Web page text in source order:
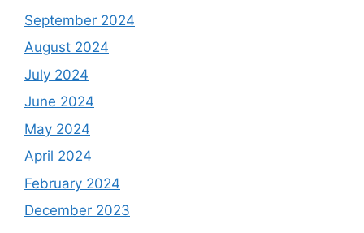
September 2024
August 2024
July 2024
June 2024
May 2024
April 2024
February 2024
December 2023